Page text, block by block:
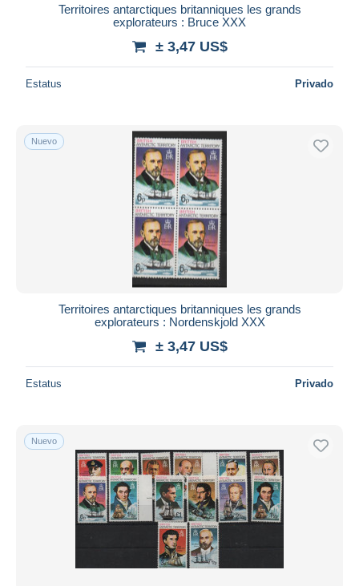
Territoires antarctiques britanniques les grands
explorateurs : Bruce XXX
± 3,47 US$
Estatus Privado
Nuevo
Territoires antarctiques britanniques les grands
explorateurs : Nordenskjold XXX
± 3,47 US$
Estatus Privado
Nuevo